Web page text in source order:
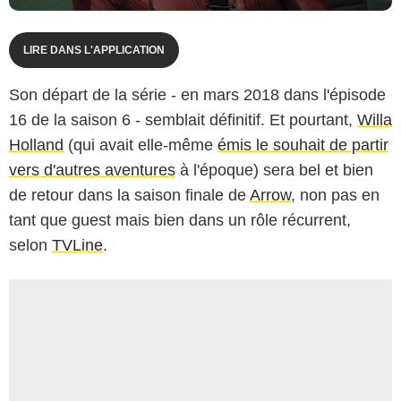
LIRE DANS L'APPLICATION
Son départ de la série - en mars 2018 dans l'épisode
16 de la saison 6 - semblait définitif. Et pourtant, Willa
Holland (qui avait elle-même émis le souhait de partir
vers d'autres aventures à l'époque) sera bel et bien
de retour dans la saison finale de Arrow, non pas en
tant que guest mais bien dans un rôle récurrent,
selon TVLine.